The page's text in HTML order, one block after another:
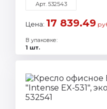
Арт. 532543
Цена: 17 839.49
В упаковке:
1 шт.